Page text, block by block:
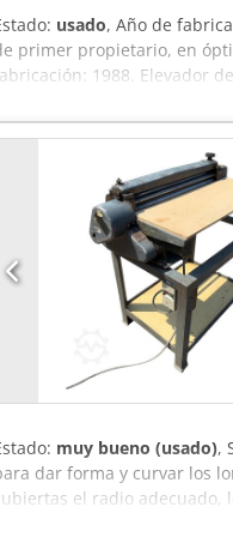
usado, Año de
primer propietario, en
1988. Elevador
24.500,00 euros, sin IVA.
muy bueno (usado),
dar forma y curvar los
el radio
está equipada con rodillos